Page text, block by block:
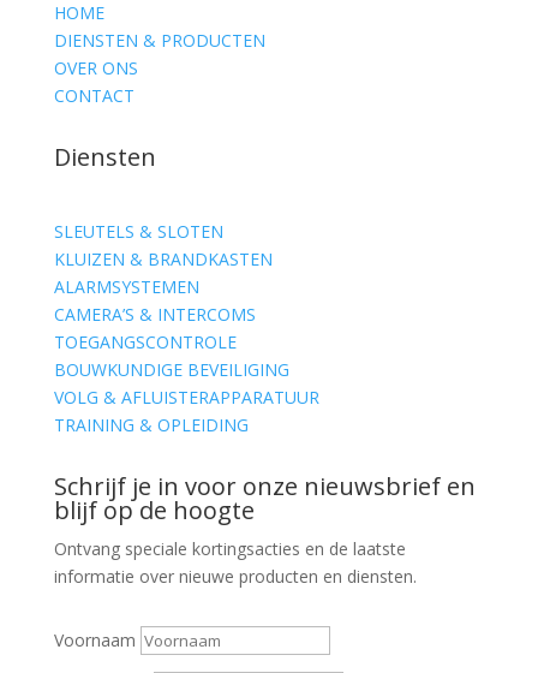
HOME
DIENSTEN & PRODUCTEN
OVER ONS
CONTACT
Diensten
SLEUTELS & SLOTEN
KLUIZEN & BRANDKASTEN
ALARMSYSTEMEN
CAMERA’S & INTERCOMS
TOEGANGSCONTROLE
BOUWKUNDIGE BEVEILIGING
VOLG & AFLUISTERAPPARATUUR
TRAINING & OPLEIDING
Schrijf je in voor onze nieuwsbrief en
blijf op de hoogte
Ontvang speciale kortingsacties en de laatste
informatie over nieuwe producten en diensten.
Voornaam